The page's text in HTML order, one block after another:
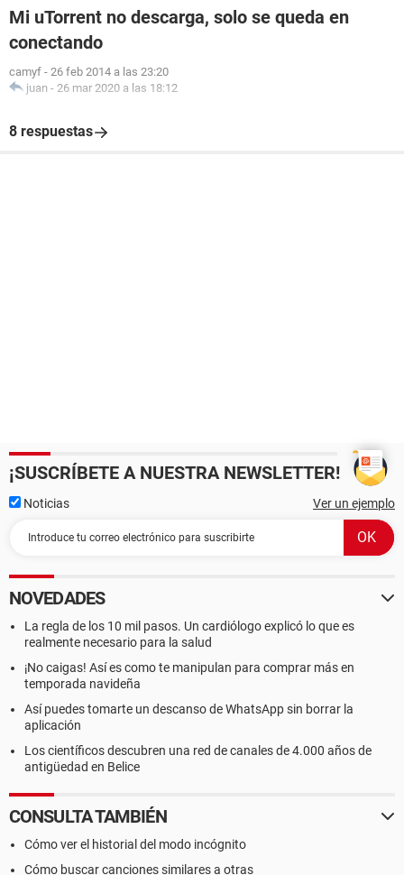
Mi uTorrent no descarga, solo se queda en
conectando
camyf - 26 feb 2014 a las 23:20
juan - 26 mar 2020 a las 18:12
8 respuestas
¡SUSCRÍBETE A NUESTRA NEWSLETTER!
Noticias Ver un ejemplo
NOVEDADES
La regla de los 10 mil pasos. Un cardiólogo explicó lo que es
realmente necesario para la salud
¡No caigas! Así es como te manipulan para comprar más en
temporada navideña
Así puedes tomarte un descanso de WhatsApp sin borrar la
aplicación
Los científicos descubren una red de canales de 4.000 años de
antigüedad en Belice
CONSULTA TAMBIÉN
Cómo ver el historial del modo incógnito
Cómo buscar canciones similares a otras